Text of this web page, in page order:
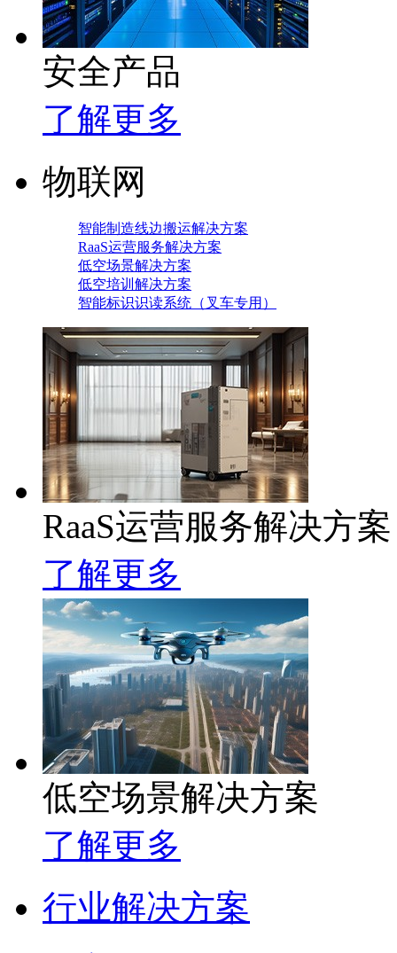
安全产品
了解更多
物联网
智能制造线边搬运解决方案
RaaS运营服务解决方案
低空场景解决方案
低空培训解决方案
智能标识识读系统（叉车专用）
RaaS运营服务解决方案
了解更多
低空场景解决方案
了解更多
行业解决方案